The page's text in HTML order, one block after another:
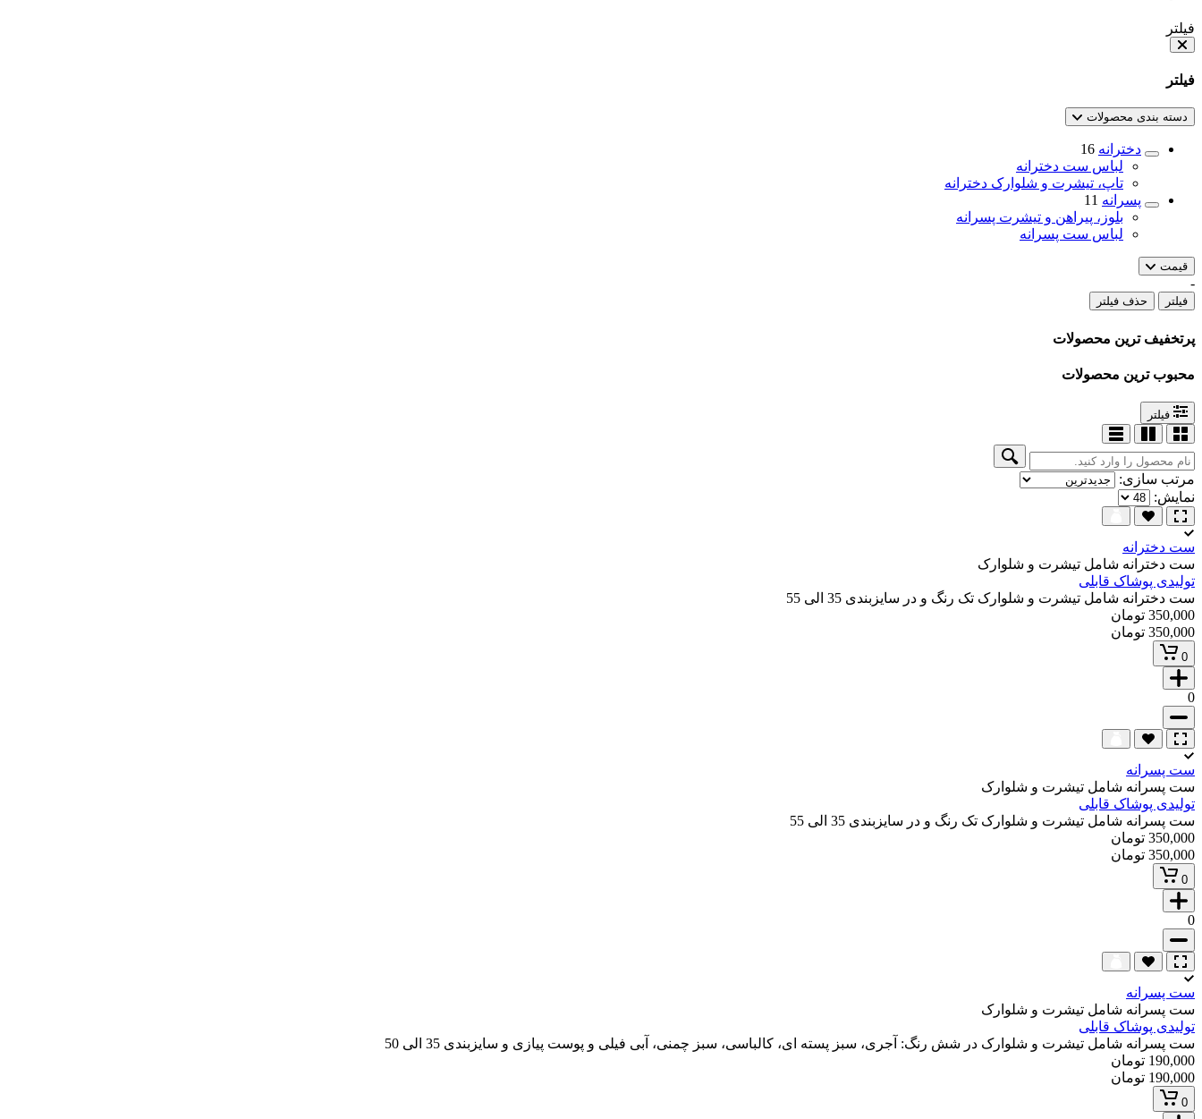
فیلتر
فیلتر
دسته بندی محصولات
دخترانه 16
لباس ست دخترانه
تاپ، تیشرت و شلوارک دخترانه
پسرانه 11
بلوز، پیراهن و تیشرت پسرانه
لباس ست پسرانه
قیمت
-
فیلتر حذف فیلتر
پرتخفیف ترین محصولات
محبوب ترین محصولات
فیلتر
مرتب سازی:
نمایش:
ست دخترانه
ست دخترانه شامل تیشرت و شلوارک
تولیدی پوشاک قابلی
ست دخترانه شامل تیشرت و شلوارک تک رنگ و در سایزبندی 35 الی 55
350,000 تومان
350,000 تومان
0
0
ست پسرانه
ست پسرانه شامل تیشرت و شلوارک
تولیدی پوشاک قابلی
ست پسرانه شامل تیشرت و شلوارک تک رنگ و در سایزبندی 35 الی 55
350,000 تومان
350,000 تومان
0
0
ست پسرانه
ست پسرانه شامل تیشرت و شلوارک
تولیدی پوشاک قابلی
ست پسرانه شامل تیشرت و شلوارک در شش رنگ: آجری، سبز پسته ای، کالباسی، سبز چمنی، آبی فیلی و پوست پیازی و سایزبندی 35 الی 50
190,000 تومان
190,000 تومان
0